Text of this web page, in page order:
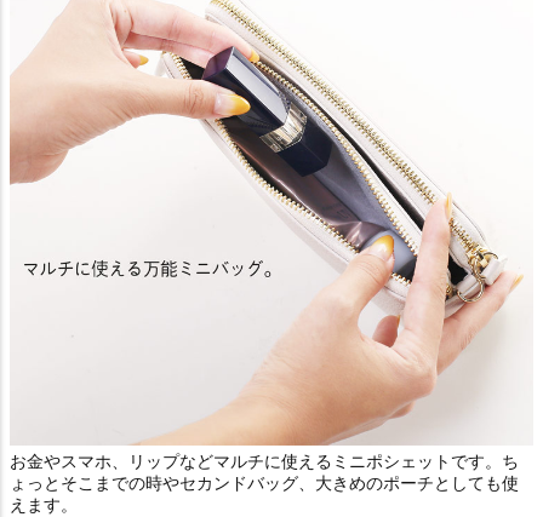
お金やスマホ、リップなどマルチに使えるミニポシェットです。ち
ょっとそこまでの時やセカンドバッグ、大きめのポーチとしても使
えます。